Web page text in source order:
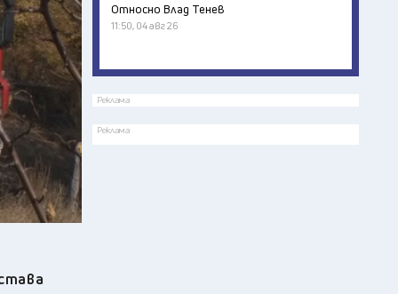
Относно Влад Тенев
11:50, 04 авг 26
Реклама
Реклама